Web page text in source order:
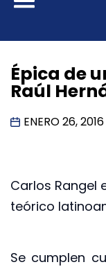
Épica de
Raúl
ENERO 26, 2016
Carlos Rangel
teórico
Se cumplen